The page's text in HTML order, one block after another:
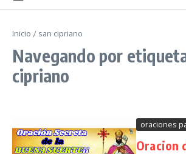
Inicio / san cipriano
Navegando por
cipriano
oraciones
Oracion